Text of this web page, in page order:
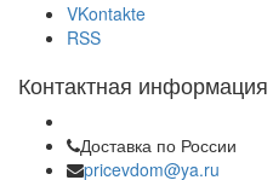
VKontakte
RSS
Контактная информация
Доставка по России
pricevdom@ya.ru